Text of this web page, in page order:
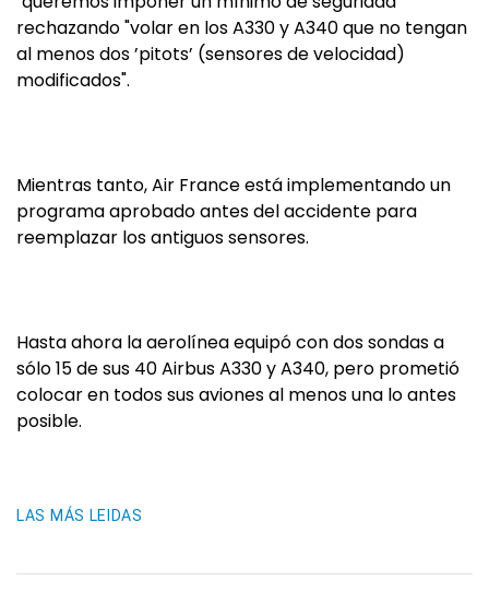
rechazando "volar en los A330 y A340 que no tengan
al menos dos ’pitots’ (sensores de velocidad)
modificados".
Mientras tanto, Air France está implementando un
programa aprobado antes del accidente para
reemplazar los antiguos sensores.
Hasta ahora la aerolínea equipó con dos sondas a
sólo 15 de sus 40 Airbus A330 y A340, pero prometió
colocar en todos sus aviones al menos una lo antes
posible.
LAS MÁS LEIDAS